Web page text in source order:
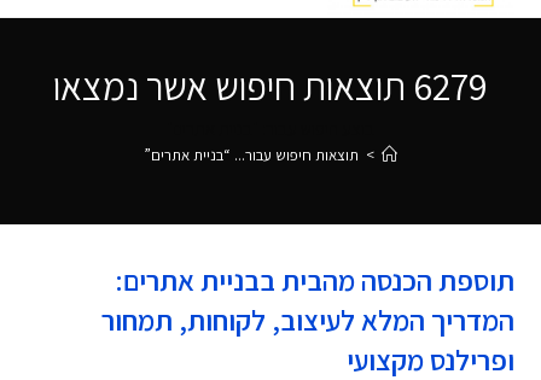
6279 תוצאות חיפוש אשר נמצאו
> תוצאות חיפוש עבור... “בניית אתרים”
תוספת הכנסה מהבית בבניית אתרים:
המדריך המלא לעיצוב, לקוחות, תמחור
ופרילנס מקצועי